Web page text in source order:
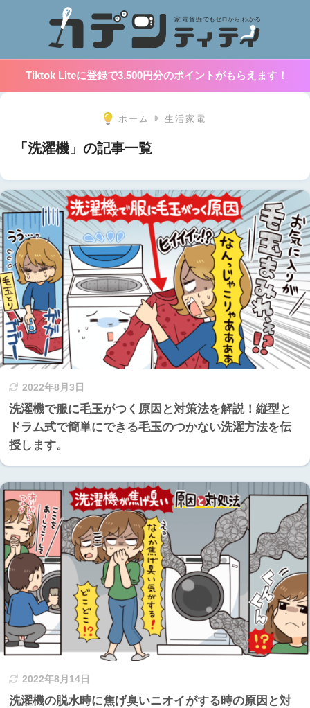
Tiktok Liteに登録で3,500円分のポイントがもらえます！
ホーム 生活家電
「洗濯機」の記事一覧
2022年8月3日
洗濯機で服に毛玉がつく原因と対策法を解説！縦型と
ドラム式で簡単にできる毛玉のつかない洗濯方法を伝
授します。
2022年8月14日
洗濯機の脱水時に焦げ臭いニオイがする時の原因と対